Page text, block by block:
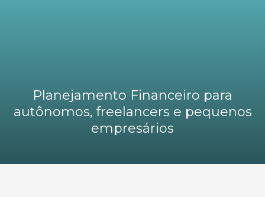
Planejamento Financeiro para
autônomos, freelancers e pequenos
empresários